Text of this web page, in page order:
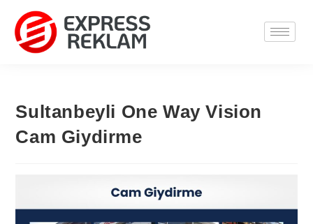
Sultanbeyli One Way Vision
Cam Giydirme